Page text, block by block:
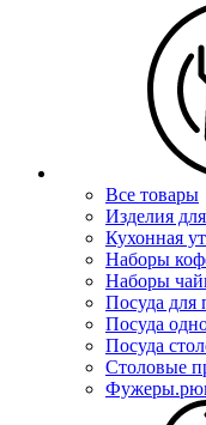
Все товары
Изделия
Кухонная
Наборы
Наборы
Посуда для
Посуда
Посуда
Столовые